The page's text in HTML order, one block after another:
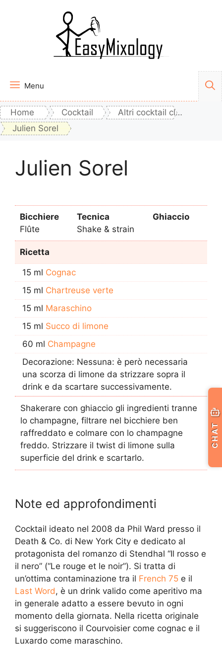
Menu
Home Cocktail
Altri cocktail classici
Julien Sorel
Julien Sorel
Bicchiere
Flûte
Tecnica
Shake & strain
Ghiaccio
Ricetta
15 ml Cognac
15 ml Chartreuse verte
15 ml Maraschino
15 ml Succo di limone
60 ml Champagne
Decorazione: Nessuna: è però necessaria
una scorza di limone da strizzare sopra il
drink e da scartare successivamente.
Shakerare con ghiaccio gli ingredienti tranne
lo champagne, filtrare nel bicchiere ben
raffreddato e colmare con lo champagne
freddo. Strizzare il twist di limone sulla
superficie del drink e scartarlo.
Note ed approfondimenti
Cocktail ideato nel 2008 da Phil Ward presso il
Death & Co. di New York City e dedicato al
protagonista del romanzo di Stendhal “Il rosso e
il nero” (“Le rouge et le noir”). Si tratta di
un’ottima contaminazione tra il French 75 e il
Last Word, è un drink valido come aperitivo ma
in generale adatto a essere bevuto in ogni
momento della giornata. Nella ricetta originale
si suggeriscono il Courvoisier come cognac e il
Luxardo come maraschino.
CHAT